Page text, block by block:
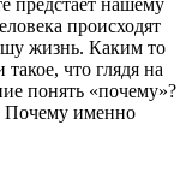
происходят
жизнь. Каким то
что глядя на
понять «почему»?
Почему именно